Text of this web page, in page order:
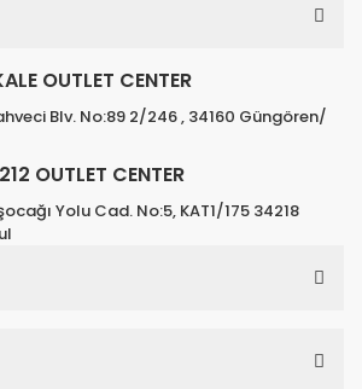
OUTLET CENTER
Blv. No:89 2/246 , 34160 Güngören/
212 OUTLET CENTER
Yolu Cad. No:5, KAT1/175 34218